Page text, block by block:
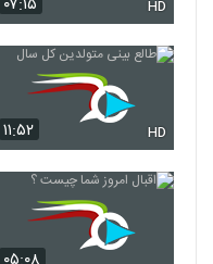
HD
۱۱:۵۲ HD